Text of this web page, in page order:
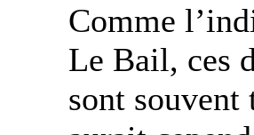
Comme
Le Bail, ces
sont